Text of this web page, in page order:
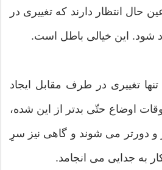
حال انتظار دارند که تغییری در
شود. این خیالی باطل است.
تنها تغییری در طرف مقابل ایجاد
اوضاع حتّی بدتر از این شده،
و دورتر می شوند و گاهی نیز سرِ
به جدایی می انجامد.